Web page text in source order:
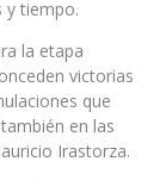
y tiempo.
la etapa
victorias
que
en las
Irastorza.